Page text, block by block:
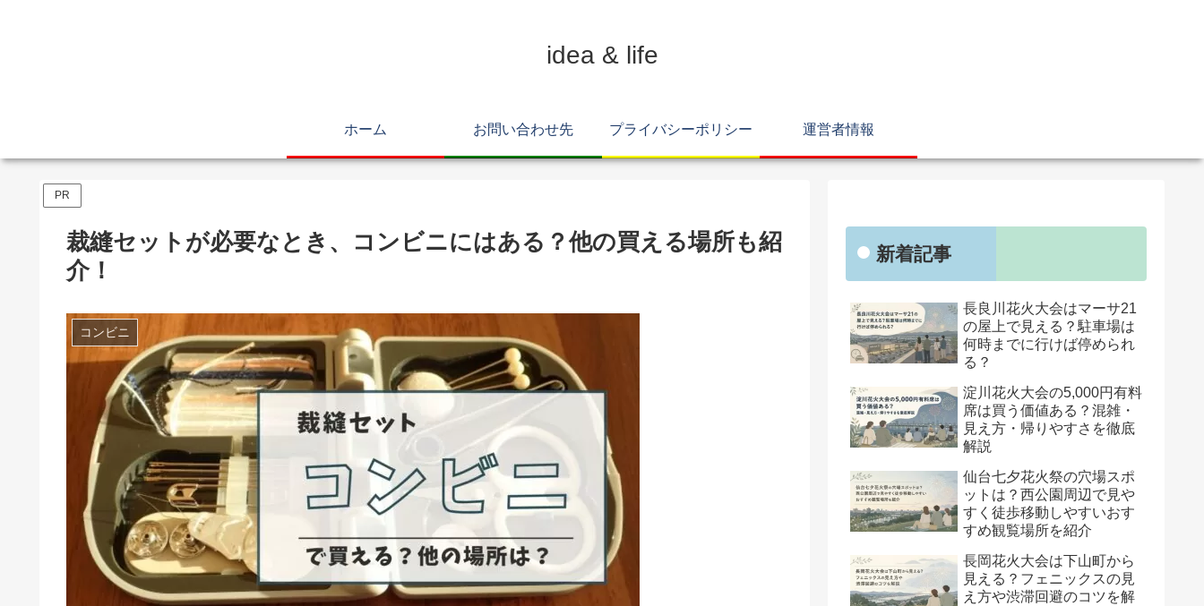
idea & life
ホーム お問い合わせ先 プライバシーポリシー 運営者情報
PR
裁縫セットが必要なとき、コンビニにはある？他の買える場所も紹
介！
コンビニ
新着記事
長良川花火大会はマーサ21
の屋上で見える？駐車場は
何時までに行けば停められ
る？
淀川花火大会の5,000円有料
席は買う価値ある？混雑・
見え方・帰りやすさを徹底
解説
仙台七夕花火祭の穴場スポ
ットは？西公園周辺で見や
すく徒歩移動しやすいおす
すめ観覧場所を紹介
長岡花火大会は下山町から
見える？フェニックスの見
え方や渋滞回避のコツを解